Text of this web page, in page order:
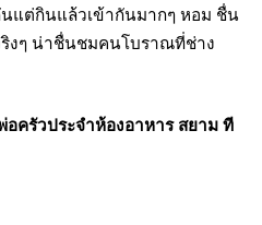
นแต่กินแล้วเข้ากันมากๆ หอม ชื่น
ริงๆ น่าชื่นชมคนโบราณที่ช่าง
ครัวประจำห้องอาหาร สยาม ที